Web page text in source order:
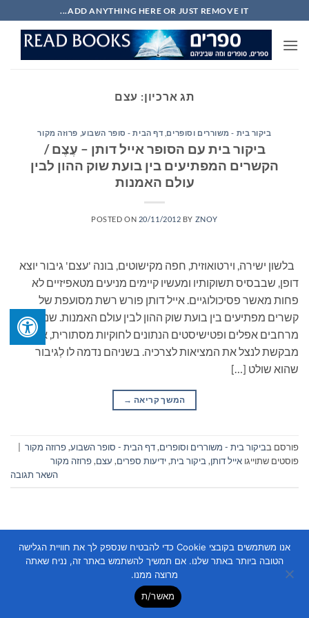
to
content
ADD ANYTHING HERE OR JUST REMOVE IT...
תג ארכיון: עצם
ביקור בית - משוררים וסופרים דף הבית - סופר השבוע, פרוזה מקור
ביקור בית עם הסופר אייל דותן – עֶצֶם /
הקשרים המפתיעים בין בועת שוק ההון לבין
עולם האמנות
POSTED ON 20/11/2012 BY ZNOY
בלשון ישירה, וירטואוזית, חפה מקישוטים, בונה 'עצם' גיבור יוצא
דופן, שבבסיס תשוקותיו ומעשיו קיימים מניעים מטאפיזיים לא
פחות מאשר פסיכולוגיים. אייל דותן פורש רשת מסועפת של
קשרים מפתיעים בין בועת שוק ההון לבין עולם האמנות. שניהם
מרחבים אפלים ופטישיסטים הנתונים לחוקיות מסתורית, אשר
מבקשת לנצל את המציאות לצרכיה. בשניהם נדמה לו לְגיבור
שהוא שולט […]
המשך קריאה →
פורסם בביקור בית - משוררים וסופרים,דף הבית - סופר השבוע,פרוזה מקור
פוסטים שתוייגו אייל דותן, ביקור בית,ידיעות ספרים, עצם,פרוזה מקור
השאר תגובה
Copyright 2026 ©Flatsome Theme
אנו משתמשים בקובצי Cookie כדי להבטיח שנספק לך את חוויית הגלישה
הטובה ביותר באתר שלנו. אם תמשיך להשתמש באתר זה, נניח שאתה
מרוצה ממנו.
מאשר/ת